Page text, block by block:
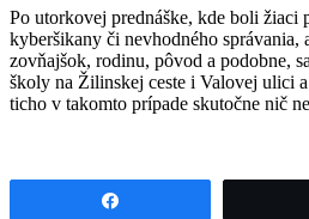
Po utorkovej prednáške, kde boli žiaci
kyberšikany či nevhodného správania,
zovňajšok, rodinu, pôvod a podobne,
školy na Žilinskej ceste i Valovej ulici
ticho v takomto prípade skutočne nič